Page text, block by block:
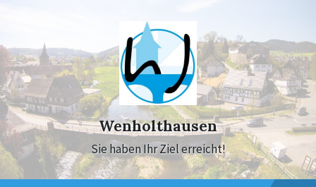
navigation
Wenholthausen
Sie haben Ihr Ziel erreicht!